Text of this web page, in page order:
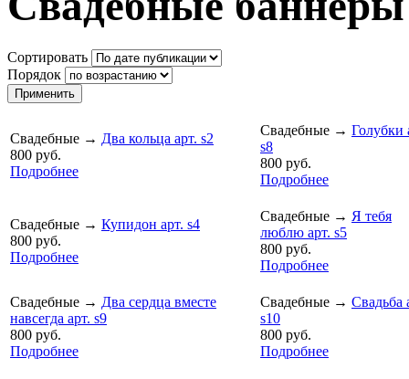
Сортировать
Порядок
Свадебные → Два кольца арт. s2
800 руб.
Подробнее
Свадебные → Голубки
s8
800 руб.
Подробнее
Свадебные → Купидон арт. s4
800 руб.
Подробнее
Свадебные → Я тебя
люблю арт. s5
800 руб.
Подробнее
Свадебные → Два сердца вместе
навсегда арт. s9
800 руб.
Подробнее
Свадебные → Свадьба
s10
800 руб.
Подробнее